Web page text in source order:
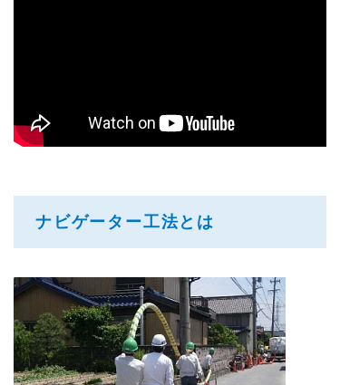
ナビゲーター工法とは